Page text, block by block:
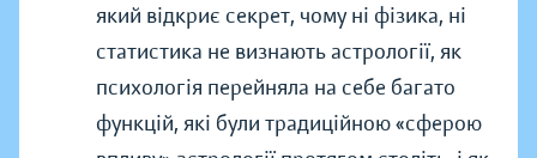
який відкриє секрет, чому ні фізика, ні
статистика не визнають астрології, як
психологія перейняла на себе багато
функцій, які були традиційною «сферою